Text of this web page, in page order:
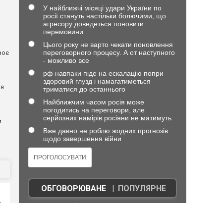
У найближчі місяці удари України по
росії стануть настільки болючими, що
агресору доведеться поновити
перемовини
Цього року не варто чекати поновлення
переговорного процесу. А от наступного
- можливо все
рф навпаки піде на ескалацію попри
здоровий глузд і намагатиметься
триматися до останнього
Найближчим часом росія може
погодитись на переговори, але
серйозних намірів росіяни не матимуть
Вже давно не роблю жодних прогнозів
щодо завершення війни
ОБГОВОРЮВАНЕ| ПОПУЛЯРНЕ